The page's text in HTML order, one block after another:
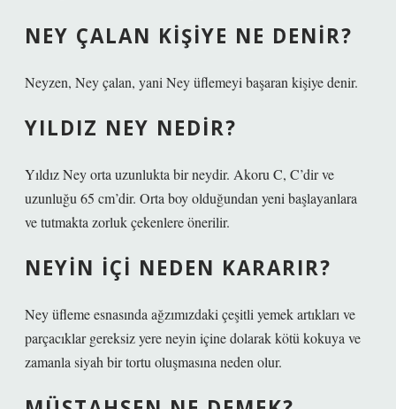
NEY ÇALAN KIŞIYE NE DENIR?
Neyzen, Ney çalan, yani Ney üflemeyi başaran kişiye denir.
YILDIZ NEY NEDIR?
Yıldız Ney orta uzunlukta bir neydir. Akoru C, C’dir ve
uzunluğu 65 cm’dir. Orta boy olduğundan yeni başlayanlara
ve tutmakta zorluk çekenlere önerilir.
NEYIN IÇI NEDEN KARARIR?
Ney üfleme esnasında ağzımızdaki çeşitli yemek artıkları ve
parçacıklar gereksiz yere neyin içine dolarak kötü kokuya ve
zamanla siyah bir tortu oluşmasına neden olur.